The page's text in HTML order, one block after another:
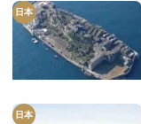
日本
日本